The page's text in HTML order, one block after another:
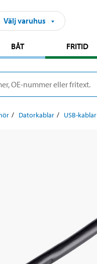
Välj varuhus
BÅT FRITID
Datorkablar USB-kablar